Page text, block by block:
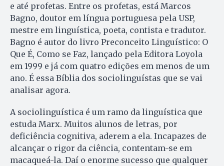
e até profetas. Entre os profetas, está Marcos
Bagno, doutor em língua portuguesa pela USP,
mestre em linguística, poeta, contista e tradutor.
Bagno é autor do livro Preconceito Linguístico: O
Que É, Como se Faz, lançado pela Editora Loyola
em 1999 e já com quatro edições em menos de um
ano. É essa Bíblia dos sociolinguístas que se vai
analisar agora.
A sociolinguística é um ramo da linguística que
estuda Marx. Muitos alunos de letras, por
deficiência cognitiva, aderem a ela. Incapazes de
alcançar o rigor da ciência, contentam-se em
macaqueá-la. Daí o enorme sucesso que qualquer